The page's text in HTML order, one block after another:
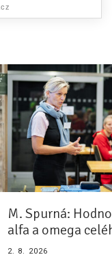
M. Spurná:
alfa a omega
2. 8. 2026